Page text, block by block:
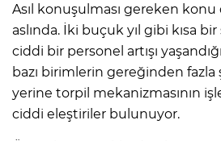
Asıl konuşulması gereken
aslında. İki buçuk yıl gibi kısa
ciddi bir personel artışı
bazı birimlerin gereğinden fazla
yerine torpil mekanizmasının
ciddi eleştiriler bulunuyor.